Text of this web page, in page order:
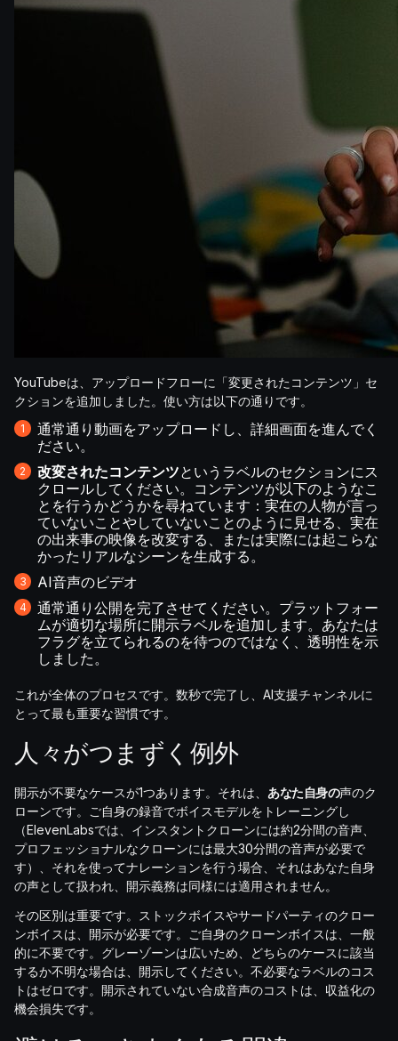
YouTubeは、アップロードフローに「変更されたコンテンツ」セ
クションを追加しました。使い方は以下の通りです。
通常通り動画をアップロードし、詳細画面を進んでく
ださい。
改変されたコンテンツというラベルのセクションにス
クロールしてください。コンテンツが以下のようなこ
とを行うかどうかを尋ねています：実在の人物が言っ
ていないことやしていないことのように見せる、実在
の出来事の映像を改変する、または実際には起こらな
かったリアルなシーンを生成する。
AI音声のビデオ
通常通り公開を完了させてください。プラットフォー
ムが適切な場所に開示ラベルを追加します。あなたは
フラグを立てられるのを待つのではなく、透明性を示
しました。
これが全体のプロセスです。数秒で完了し、AI支援チャンネルに
とって最も重要な習慣です。
人々がつまずく例外
開示が不要なケースが1つあります。それは、 あなた自身の声のク
ローンです。ご自身の録音でボイスモデルをトレーニングし
（ElevenLabsでは、インスタントクローンには約2分間の音声、
プロフェッショナルなクローンには最大30分間の音声が必要で
す）、それを使ってナレーションを行う場合、それはあなた自身
の声として扱われ、開示義務は同様には適用されません。
その区別は重要です。ストックボイスやサードパーティのクロー
ンボイスは、開示が必要です。ご自身のクローンボイスは、一般
的に不要です。グレーゾーンは広いため、どちらのケースに該当
するか不明な場合は、開示してください。不必要なラベルのコス
トはゼロです。開示されていない合成音声のコストは、収益化の
機会損失です。